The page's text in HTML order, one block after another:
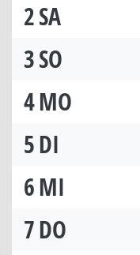
2SA
3SO
4MO
5DI
6MI
7DO